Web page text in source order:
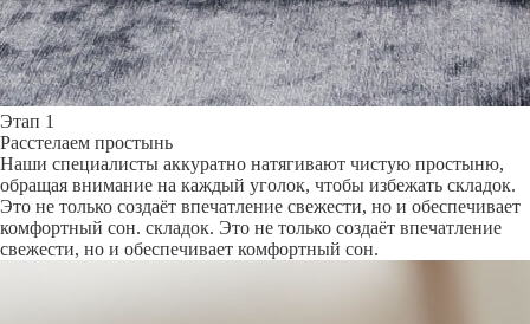
Этап 1
Расстелаем простынь
Наши специалисты аккуратно натягивают чистую простыню,
обращая внимание на каждый уголок, чтобы избежать складок.
Это не только создаёт впечатление свежести, но и обеспечивает
комфортный сон. складок. Это не только создаёт впечатление
свежести, но и обеспечивает комфортный сон.